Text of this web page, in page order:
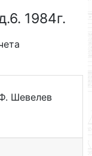
1984г.
Шевелев